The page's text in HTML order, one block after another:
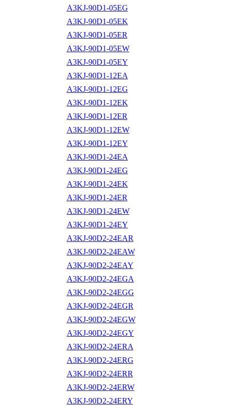
A3KJ-90D1-05EG
A3KJ-90D1-05EK
A3KJ-90D1-05ER
A3KJ-90D1-05EW
A3KJ-90D1-05EY
A3KJ-90D1-12EA
A3KJ-90D1-12EG
A3KJ-90D1-12EK
A3KJ-90D1-12ER
A3KJ-90D1-12EW
A3KJ-90D1-12EY
A3KJ-90D1-24EA
A3KJ-90D1-24EG
A3KJ-90D1-24EK
A3KJ-90D1-24ER
A3KJ-90D1-24EW
A3KJ-90D1-24EY
A3KJ-90D2-24EAR
A3KJ-90D2-24EAW
A3KJ-90D2-24EAY
A3KJ-90D2-24EGA
A3KJ-90D2-24EGG
A3KJ-90D2-24EGR
A3KJ-90D2-24EGW
A3KJ-90D2-24EGY
A3KJ-90D2-24ERA
A3KJ-90D2-24ERG
A3KJ-90D2-24ERR
A3KJ-90D2-24ERW
A3KJ-90D2-24ERY